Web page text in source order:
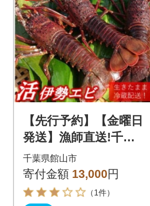
【先行予約】【金曜日
発送】漁師直送!千葉
県館山産 天然『活』
伊勢海老 400g(2～3
尾)
千葉県館山市
寄付金額 13,000円
（1件）